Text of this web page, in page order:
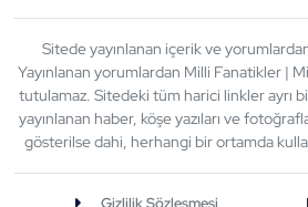
Sitede yayınlanan içerik ve
Yayınlanan yorumlardan Milli Fanatikler |
tutulamaz. Sitedeki tüm harici linkler ayrı
yayınlanan haber, köşe yazıları ve
gösterilse dahi, herhangi bir ortamda